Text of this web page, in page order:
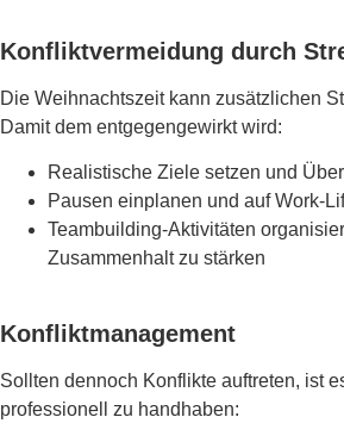
Konfliktvermeidung durch
Die Weihnachtszeit kann zusätzlichen
Damit dem entgegengewirkt wird:
Realistische Ziele setzen und
Pausen einplanen und auf Work-
Teambuilding-Aktivitäten
Zusammenhalt zu stärken
Konfliktmanagement
Sollten dennoch Konflikte auftreten, ist
professionell zu handhaben: